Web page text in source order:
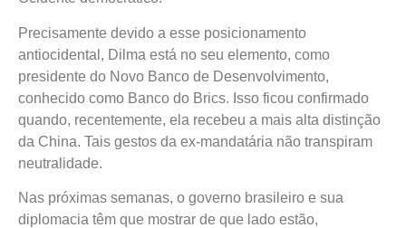
Precisamente devido a esse posicionamento
antiocidental, Dilma está no seu elemento, como
presidente do Novo Banco de Desenvolvimento,
conhecido como Banco do Brics. Isso ficou confirmado
quando, recentemente, ela recebeu a mais alta distinção
da China. Tais gestos da ex-mandatária não transpiram
neutralidade.
Nas próximas semanas, o governo brasileiro e sua
diplomacia têm que mostrar de que lado estão,